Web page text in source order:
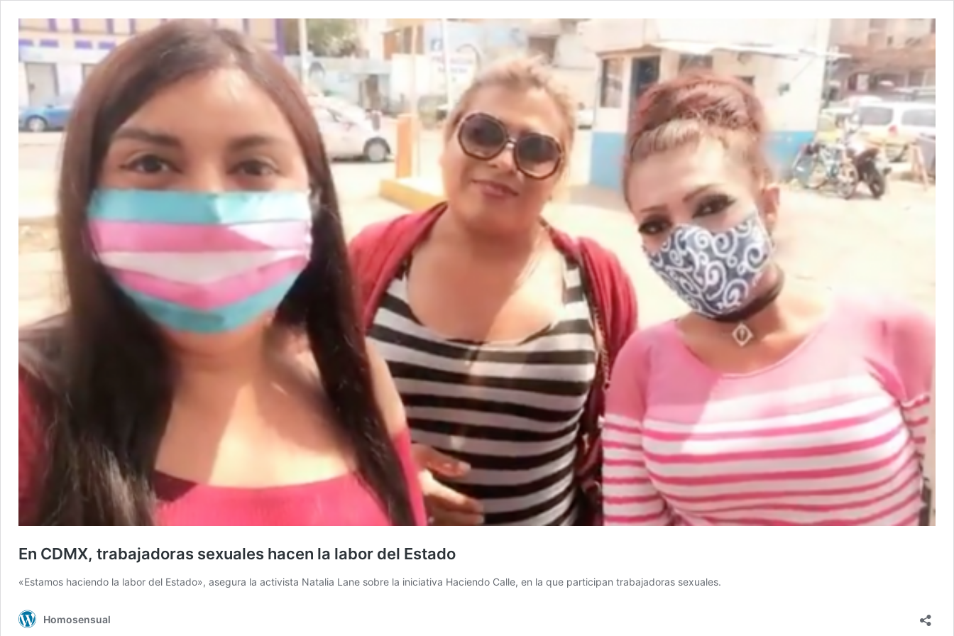
En CDMX, trabajadoras sexuales hacen la labor del Estado
«Estamos haciendo la labor del Estado», asegura la activista Natalia Lane sobre la iniciativa Haciendo Calle, en la que participan trabajadoras sexuales.
Homosensual